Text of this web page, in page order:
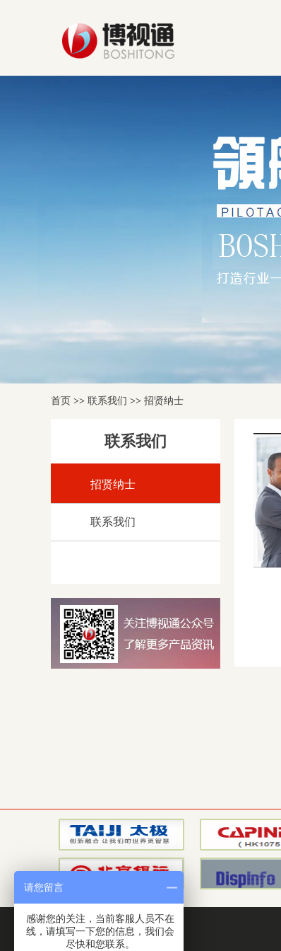
首页 >> 联系我们 >> 招贤纳士
联系我们
招贤纳士
联系我们
座机：010-56016816
请您留言
感谢您的关注，当前客服人员不在
线，请填写一下您的信息，我们会
尽快和您联系。